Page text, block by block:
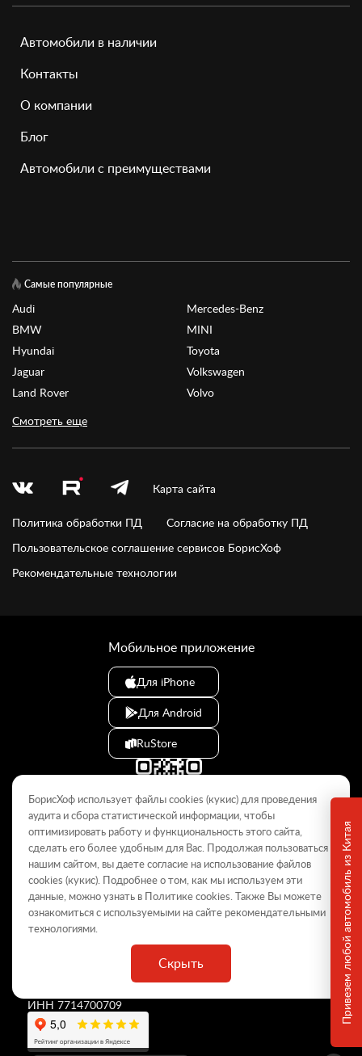
Привезем любой автомобиль из Китая
Автомобили в наличии
Контакты
О компании
Блог
Автомобили с преимуществами
Самые популярные
Audi
BMW
Hyundai
Jaguar
Land Rover
Mercedes-Benz
MINI
Toyota
Volkswagen
Volvo
Смотреть еще
Карта сайта
Политика обработки ПД
Согласие на обработку ПД
Пользовательское соглашение сервисов БорисХоф
Рекомендательные технологии
© 2009–2026
Данный интернет-сайт носит информационный характер и не
является публичной офертой, определяемой положениями Статьи
437 ГК РФ. Для получения подробной информации обращайтесь в
дилерские центры.
БорисХоф Холдинг»
ИНН 7714700709
Мобильное приложение
Для iPhone
Для Android
RuStore
БорисХоф использует файлы cookies (кукиc) для проведения
аудита и сбора статистической информации, чтобы
оптимизировать работу и функциональность этого сайта,
сделать его более удобным для Вас. Продолжая пользоваться
нашим сайтом, вы даете согласие на использование файлов
cookies (кукиc). Подробнее о том, как мы используем эти
данные, можно узнать в Политикеcookies. Также Вы можете
ознакомиться с используемыми на сайте рекомендательными
технологиями.
Скрыть